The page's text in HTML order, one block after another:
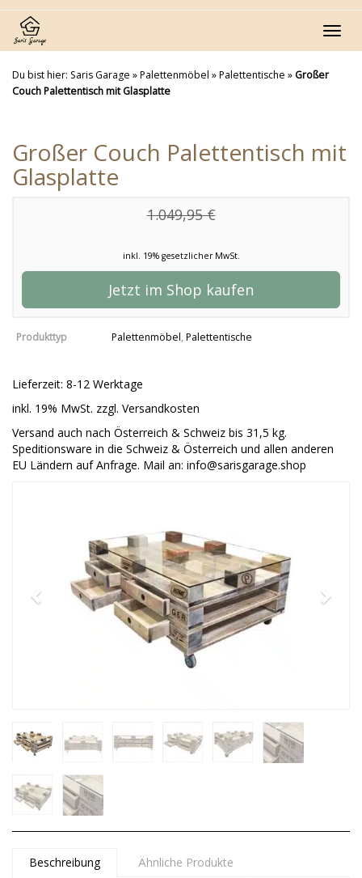
Skip
main
content
Du bist hier: Saris Garage »Palettenmöbel »Palettentische » Großer
Couch Palettentisch mit Glasplatte
Großer Couch Palettentisch mit
Glasplatte
1.049,95 €
inkl. 19% gesetzlicher MwSt.
Jetzt im Shop kaufen
Produkttyp Palettenmöbel, Palettentische
Lieferzeit: 8-12 Werktage
inkl. 19% MwSt. zzgl. Versandkosten
Versand auch nach Österreich & Schweiz bis 31,5 kg.
Speditionsware in die Schweiz & Österreich und allen anderen
EU Ländern auf Anfrage. Mail an: info@sarisgarage.shop
Beschreibung Ähnliche Produkte